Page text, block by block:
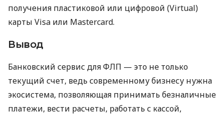
получения пластиковой или цифровой (Virtual)
карты Visa или Mastercard.
Вывод
Банковский сервис для ФЛП — это не только
текущий счет, ведь современному бизнесу нужна
экосистема, позволяющая принимать безналичные
платежи, вести расчеты, работать с кассой,